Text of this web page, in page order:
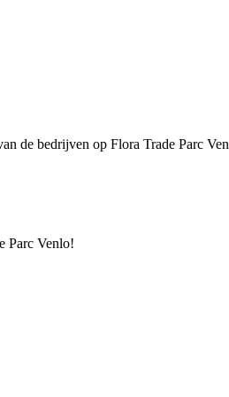
de bedrijven op Flora Trade Parc
Parc Venlo!